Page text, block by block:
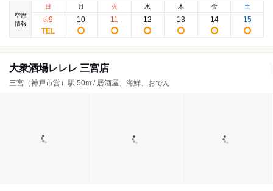
空席
情報
日
8/9
月
10
火
11
水
12
木
13
金
14
土
15
大衆酒場レレレ 三宮店
三宮（神戸市営）駅 50m / 居酒屋、海鮮、おでん